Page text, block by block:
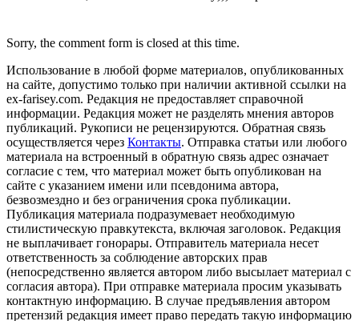
Sorry, the comment form is closed at this time.
Использование в любой форме материалов, опубликованных
на сайте, допустимо только при наличии активной ссылки на
ex-farisey.com. Редакция не предоставляет справочной
информации. Редакция может не разделять мнения авторов
публикаций. Рукописи не рецензируются. Обратная связь
осуществляется через Контакты. Отправка статьи или любого
материала на встроенный в обратную связь адрес означает
согласие с тем, что материал может быть опубликован на
сайте с указанием имени или псевдонима автора,
безвозмездно и без ограничения срока публикации.
Публикация материала подразумевает необходимую
стилистическую правкутекста, включая заголовок. Редакция
не выплачивает гонорары. Отправитель материала несет
ответственность за соблюдение авторских прав
(непосредственно является автором либо высылает материал с
согласия автора). При отправке материала просим указывать
контактную информацию. В случае предъявления автором
претензий редакция имеет право передать такую информацию